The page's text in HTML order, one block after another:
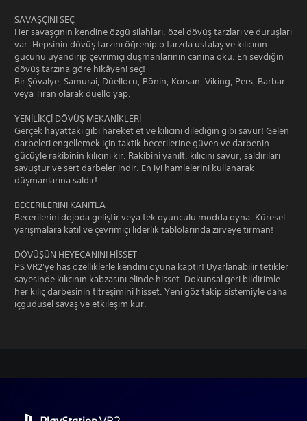
SAVAŞÇINI SEÇ
Her savaşçının kendine özgü silahları, özel dövüş tarzları ve duruşları
var. Hepsinin dövüş tarzını öğrenip o tarzda ustalaş ve kılıcının
gücünü uyandırıp çevrimiçi düşmanlarının canına oku. En sevdiğin
dövüş tarzına göre hikâyeni seç!
Bir Şövalye, Samurai, Düellocu, Rōnin, Korsan, Viking, Pers, Barbar
veya Tiran olarak düello yap.
YENİLİKÇİ DÖVÜŞ MEKANİKLERİ
Gerçek hayattaki gibi hareket et ve kılıcını dilediğin gibi savur! Gelen
darbeleri engellemek için taktik becerilerine güven ve darbenin
gücüyle rakibinin kılıcını kır. Rakibini yanılt, kılıcını savur, saldırıları
savuştur ve sert darbeler indir. En iyi hamlelerini kullanarak
düşmanlarına saldır!
BECERİLERİNİ KANITLA
Becerilerini dojoda geliştir veya tek oyunculu modda oyna. Küresel
yarışmalara katıl ve çevrimiçi liderlik tablolarında zirveye tırman!
DÖVÜŞÜN HEYECANINI HİSSET
PS VR2'ye has özelliklerle kendini oyuna kaptır! Uyarlanabilir tetikler
sayesinde kılıcının kabzasını elinde hisset. Dokunsal geri bildirimle
her kılıç darbesinin titreşimini hisset. Yeni göz takip sistemiyle daha
içgüdüsel savaş ve etkileşim kur.